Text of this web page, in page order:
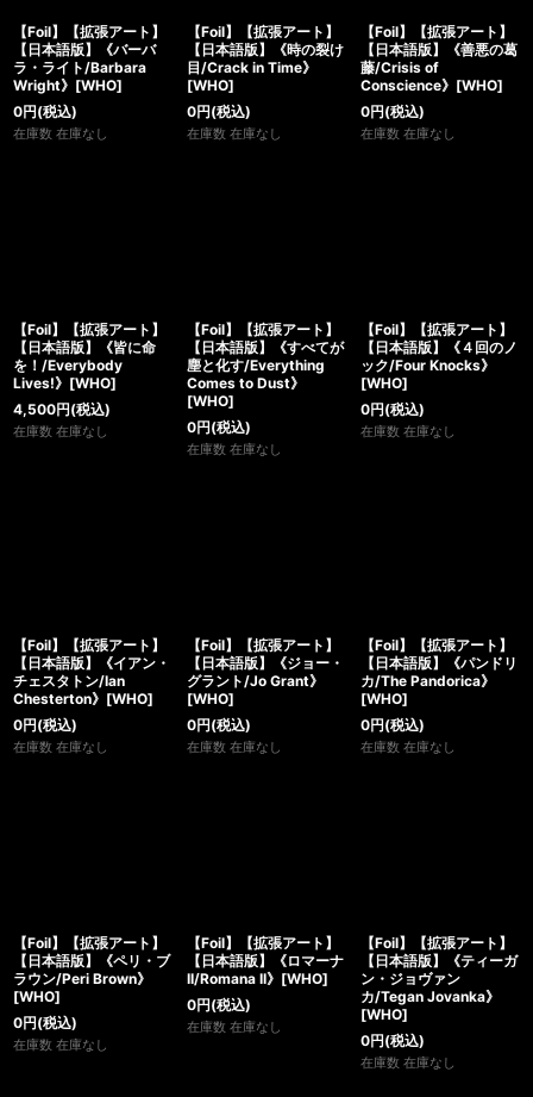
【Foil】【拡張アート】
【日本語版】《バーバ
ラ・ライト/Barbara
Wright》[WHO]
0円(税込)
在庫数 在庫なし
【Foil】【拡張アート】
【日本語版】《時の裂け
目/Crack in Time》
[WHO]
0円(税込)
在庫数 在庫なし
【Foil】【拡張アート】
【日本語版】《善悪の葛
藤/Crisis of
Conscience》[WHO]
0円(税込)
在庫数 在庫なし
【Foil】【拡張アート】
【日本語版】《皆に命
を！/Everybody
Lives!》[WHO]
4,500円(税込)
在庫数 在庫なし
【Foil】【拡張アート】
【日本語版】《すべてが
塵と化す/Everything
Comes to Dust》
[WHO]
0円(税込)
在庫数 在庫なし
【Foil】【拡張アート】
【日本語版】《４回のノ
ック/Four Knocks》
[WHO]
0円(税込)
在庫数 在庫なし
【Foil】【拡張アート】
【日本語版】《イアン・
チェスタトン/Ian
Chesterton》[WHO]
0円(税込)
在庫数 在庫なし
【Foil】【拡張アート】
【日本語版】《ジョー・
グラント/Jo Grant》
[WHO]
0円(税込)
在庫数 在庫なし
【Foil】【拡張アート】
【日本語版】《パンドリ
カ/The Pandorica》
[WHO]
0円(税込)
在庫数 在庫なし
【Foil】【拡張アート】
【日本語版】《ペリ・ブ
ラウン/Peri Brown》
[WHO]
0円(税込)
在庫数 在庫なし
【Foil】【拡張アート】
【日本語版】《ロマーナ
II/Romana II》[WHO]
0円(税込)
在庫数 在庫なし
【Foil】【拡張アート】
【日本語版】《ティーガ
ン・ジョヴァン
カ/Tegan Jovanka》
[WHO]
0円(税込)
在庫数 在庫なし